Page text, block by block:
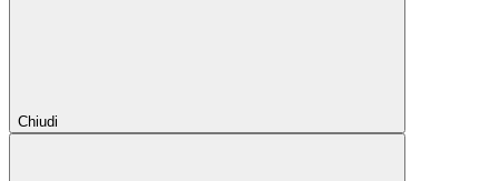
Chiudi